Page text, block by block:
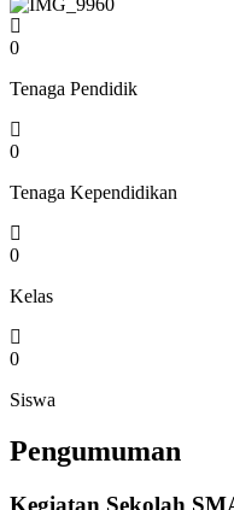
0
Tenaga Pendidik
0
Tenaga Kependidikan
0
Kelas
0
Siswa
Pengumuman
Kegiatan Sekolah